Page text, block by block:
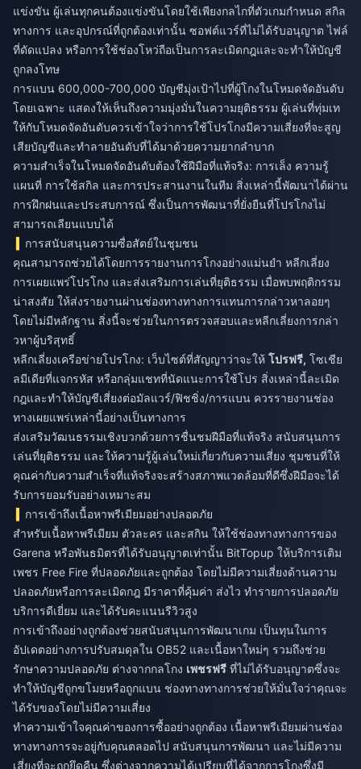
แข่งขัน ผู้เล่นทุกคนต้องแข่งขันโดยใช้เพียงกลไกที่ตัวเกมกำหนด สกิล
ทางการ และอุปกรณ์ที่ถูกต้องเท่านั้น ซอฟต์แวร์ที่ไม่ได้รับอนุญาต ไฟล์
ที่ดัดแปลง หรือการใช้ช่องโหว่ถือเป็นการละเมิดกฎและจะทำให้บัญชี
ถูกลงโทษ
การแบน 600,000-700,000 บัญชีมุ่งเป้าไปที่ผู้โกงในโหมดจัดอันดับ
โดยเฉพาะ แสดงให้เห็นถึงความมุ่งมั่นในความยุติธรรม ผู้เล่นที่ทุ่มเท
ให้กับโหมดจัดอันดับควรเข้าใจว่าการใช้โปรโกงมีความเสี่ยงที่จะสูญ
เสียบัญชีและทำลายอันดับที่ได้มาด้วยความยากลำบาก
ความสำเร็จในโหมดจัดอันดับต้องใช้ฝีมือที่แท้จริง: การเล็ง ความรู้
แผนที่ การใช้สกิล และการประสานงานในทีม สิ่งเหล่านี้พัฒนาได้ผ่าน
การฝึกฝนและประสบการณ์ ซึ่งเป็นการพัฒนาที่ยั่งยืนที่โปรโกงไม่
สามารถเลียนแบบได้
การสนับสนุนความซื่อสัตย์ในชุมชน
คุณสามารถช่วยได้โดยการรายงานการโกงอย่างแม่นยำ หลีกเลี่ยง
การเผยแพร่โปรโกง และส่งเสริมการเล่นที่ยุติธรรม เมื่อพบพฤติกรรม
น่าสงสัย ให้ส่งรายงานผ่านช่องทางทางการแทนการกล่าวหาลอยๆ
โดยไม่มีหลักฐาน สิ่งนี้จะช่วยในการตรวจสอบและหลีกเลี่ยงการกล่า
วหาผู้บริสุทธิ์
หลีกเลี่ยงเครือข่ายโปรโกง: เว็บไซต์ที่สัญญาว่าจะให้ โปรฟรี, โซเชีย
ลมีเดียที่แจกรหัส หรือกลุ่มแชทที่นัดแนะการใช้โปร สิ่งเหล่านี้ละเมิด
กฎและทำให้บัญชีเสี่ยงต่อมัลแวร์/ฟิชชิ่ง/การแบน ควรรายงานช่อง
ทางเผยแพร่เหล่านี้อย่างเป็นทางการ
ส่งเสริมวัฒนธรรมเชิงบวกด้วยการชื่นชมฝีมือที่แท้จริง สนับสนุนการ
เล่นที่ยุติธรรม และให้ความรู้ผู้เล่นใหม่เกี่ยวกับความเสี่ยง ชุมชนที่ให้
คุณค่ากับความสำเร็จที่แท้จริงจะสร้างสภาพแวดล้อมที่ดีซึ่งฝีมือจะได้
รับการยอมรับอย่างเหมาะสม
การเข้าถึงเนื้อหาพรีเมียมอย่างปลอดภัย
สำหรับเนื้อหาพรีเมียม ตัวละคร และสกิน ให้ใช้ช่องทางทางการของ
Garena หรือพันธมิตรที่ได้รับอนุญาตเท่านั้น BitTopup ให้บริการเติม
เพชร Free Fire ที่ปลอดภัยและถูกต้อง โดยไม่มีความเสี่ยงด้านความ
ปลอดภัยหรือการละเมิดกฎ มีราคาที่คุ้มค่า ส่งไว ทำรายการปลอดภัย
บริการดีเยี่ยม และได้รับคะแนนรีวิวสูง
การเข้าถึงอย่างถูกต้องช่วยสนับสนุนการพัฒนาเกม เป็นทุนในการ
อัปเดตอย่างการปรับสมดุลใน OB52 และเนื้อหาใหม่ๆ รวมถึงช่วย
รักษาความปลอดภัย ต่างจากกลโกง เพชรฟรี ที่ไม่ได้รับอนุญาตซึ่งจะ
ทำให้บัญชีถูกขโมยหรือถูกแบน ช่องทางทางการช่วยให้มั่นใจว่าคุณจะ
ได้รับของโดยไม่มีความเสี่ยง
ทำความเข้าใจคุณค่าของการซื้ออย่างถูกต้อง เนื้อหาพรีเมียมผ่านช่อง
ทางทางการจะอยู่กับคุณตลอดไป สนับสนุนการพัฒนา และไม่มีความ
เสี่ยงที่จะถูกยึดคืน ซึ่งต่างจากความได้เปรียบที่ได้จากการโกงซึ่งมี